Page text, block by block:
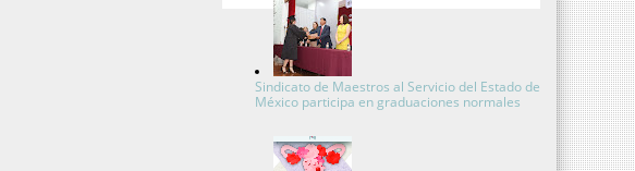
Sindicato de Maestros al Servicio del Estado de
México participa en graduaciones normales